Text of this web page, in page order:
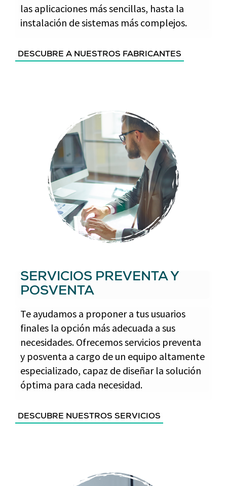
las aplicaciones más sencillas, hasta la
instalación de sistemas más complejos.
DESCUBRE A NUESTROS FABRICANTES
SERVICIOS PREVENTA Y
POSVENTA
Te ayudamos a proponer a tus usuarios
finales la opción más adecuada a sus
necesidades. Ofrecemos servicios preventa
y posventa a cargo de un equipo altamente
especializado, capaz de diseñar la solución
óptima para cada necesidad.
DESCUBRE NUESTROS SERVICIOS